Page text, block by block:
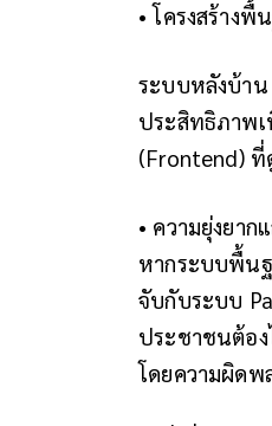
• โครงสร้าง
ระบบหลังบ้า
ประสิทธิภาพ
(Frontend) ที่
• ความยุ่งยา
หากระบบพื้นฐ
จับกับระบบ
ประชาชนต้อง
โดยความผิดพ